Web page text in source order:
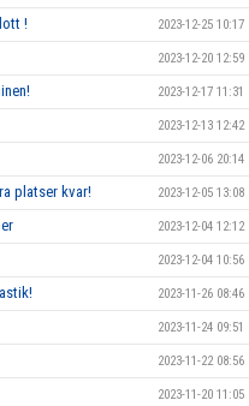
! 2023-12-25 10:17
2023-12-20 12:59
2023-12-17 11:31
2023-12-13 12:42
2023-12-06 20:14
platser kvar! 2023-12-05 13:08
2023-12-04 12:12
2023-12-04 10:56
2023-11-26 08:46
2023-11-24 09:51
2023-11-22 08:56
2023-11-20 11:05